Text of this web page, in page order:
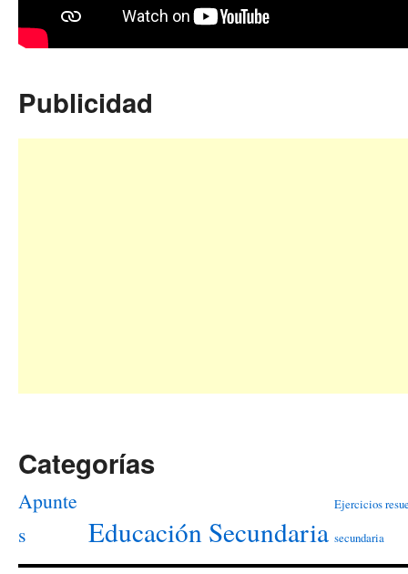
Publicidad
Categorías
Apunte
s
Educación Secundaria
Ejercicios
secundaria